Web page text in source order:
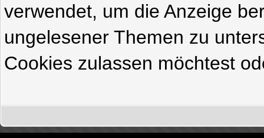
verwendet, um die Anzeige
ungelesener Themen zu
Cookies zulassen möchtest